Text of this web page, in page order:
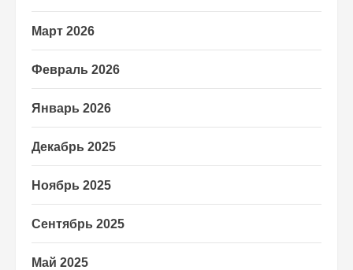
Март 2026
Февраль 2026
Январь 2026
Декабрь 2025
Ноябрь 2025
Сентябрь 2025
Май 2025